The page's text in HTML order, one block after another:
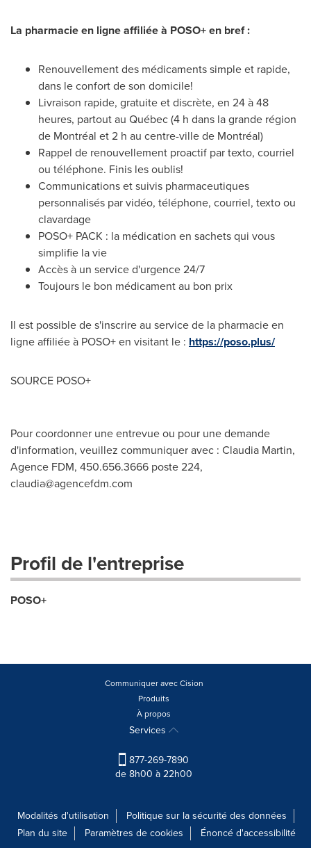
La pharmacie en ligne affiliée à POSO+ en bref :
Renouvellement des médicaments simple et rapide,
dans le confort de son domicile!
Livraison rapide, gratuite et discrète, en 24 à 48
heures, partout au Québec (4 h dans la grande région
de Montréal et 2 h au centre-ville de Montréal)
Rappel de renouvellement proactif par texto, courriel
ou téléphone. Finis les oublis!
Communications et suivis pharmaceutiques
personnalisés par vidéo, téléphone, courriel, texto ou
clavardage
POSO+ PACK : la médication en sachets qui vous
simplifie la vie
Accès à un service d'urgence 24/7
Toujours le bon médicament au bon prix
Il est possible de s'inscrire au service de la pharmacie en
ligne affiliée à POSO+ en visitant le : https://poso.plus/
SOURCE POSO+
Pour coordonner une entrevue ou pour une demande
d'information, veuillez communiquer avec : Claudia Martin,
Agence FDM, 450.656.3666 poste 224,
claudia@agencefdm.com
Profil de l'entreprise
POSO+
Communiquer avec Cision
Produits
À propos
Services
877-269-7890
de 8h00 à 22h00
Modalités d'utilisation
Politique sur la sécurité des données
Plan du site
Paramètres de cookies Énoncé d'accessibilité